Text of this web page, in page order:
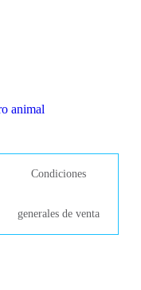
Condiciones
generales de venta